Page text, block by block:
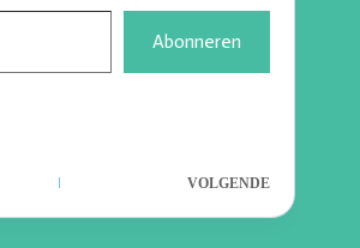
Abonneren
VOLGENDE